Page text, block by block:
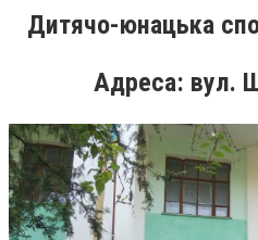
Дитячо-юнацька
Адреса: вул.